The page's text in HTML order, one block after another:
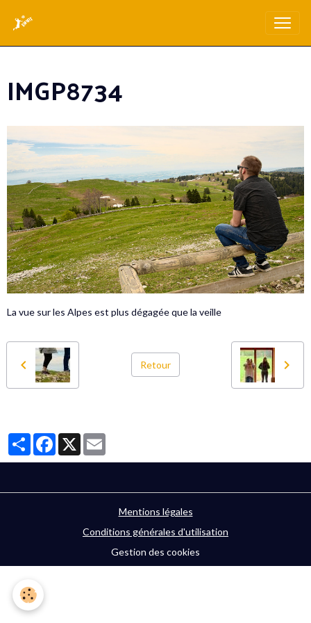
IMGP8734
La vue sur les Alpes est plus dégagée que la veille
Retour
PartagerFacebook
X
Mentions légales
Conditions générales d'utilisation
Gestion des cookies